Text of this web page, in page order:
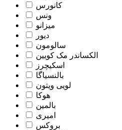
کانورس
ونس
میزانو
دیور
سالومون
الکساندر مک کویین
اسکیچرز
بالنسیاگا
لویی ویتون
هوکا
بالمین
امیری
بروکس